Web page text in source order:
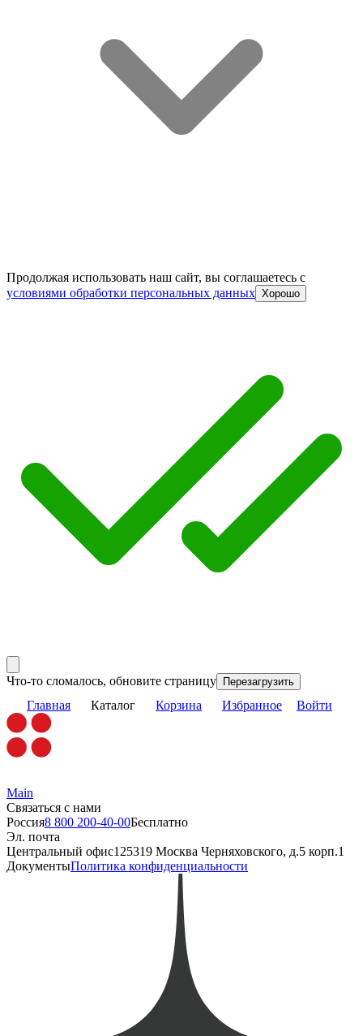
Продолжая использовать наш сайт, вы соглашаетесь c
условиями обработки персональных данных Хорошо
Что-то сломалось, обновите страницу Перезагрузить
Главная Каталог Корзина Избранное Войти
Main
Связаться с нами
Россия8 800 200-40-00Бесплатно
Эл. почта
Центральный офис125319 Москва Черняховского, д.5 корп.1
ДокументыПолитика конфиденциальности